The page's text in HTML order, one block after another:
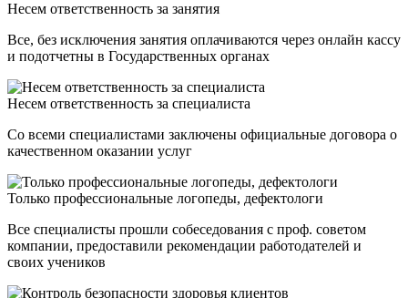
Несем ответственность за занятия
Все, без исключения занятия оплачиваются через онлайн кассу
и подотчетны в Государственных органах
Несем ответственность за специалиста
Со всеми специалистами заключены официальные договора о
качественном оказании услуг
Только профессиональные логопеды, дефектологи
Все специалисты прошли собеседования с проф. советом
компании, предоставили рекомендации работодателей и
своих учеников